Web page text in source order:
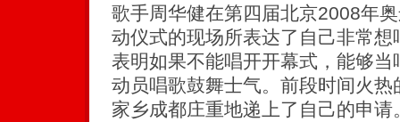
歌手周华健在第四届北京2008年
动仪式的现场所表达了自己非常
表明如果不能唱开开幕式，能够
动员唱歌鼓舞士气。前段时间火
家乡成都庄重地递上了自己的申